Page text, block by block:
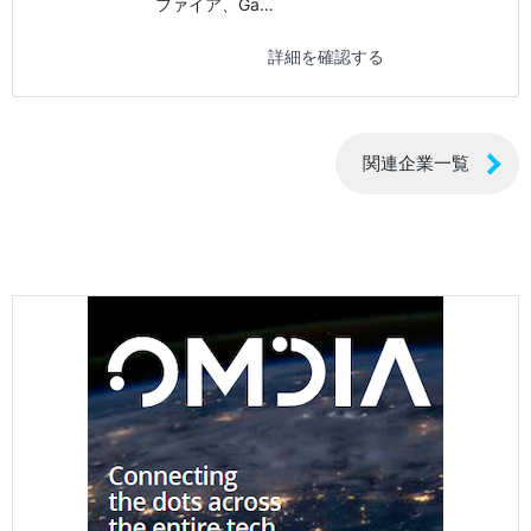
ファイア、Ga…
詳細を確認する
関連企業一覧